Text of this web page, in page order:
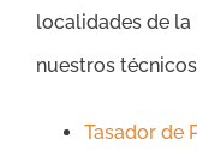
localidades de la
nuestros
Tasador de